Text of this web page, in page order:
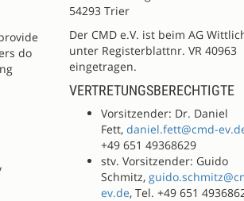
do
54293 Trier
Der CMD e.V. ist beim AG
unter Registerblattnr. VR 40963
eingetragen.
VERTRETUNGSBERECHTIGTE
Vorsitzender: Dr. Daniel
Fett, daniel.fett@cmd-
+49 651 49368629
stv. Vorsitzender: Guido
Schmitz,
ev.de, Tel. +49 651